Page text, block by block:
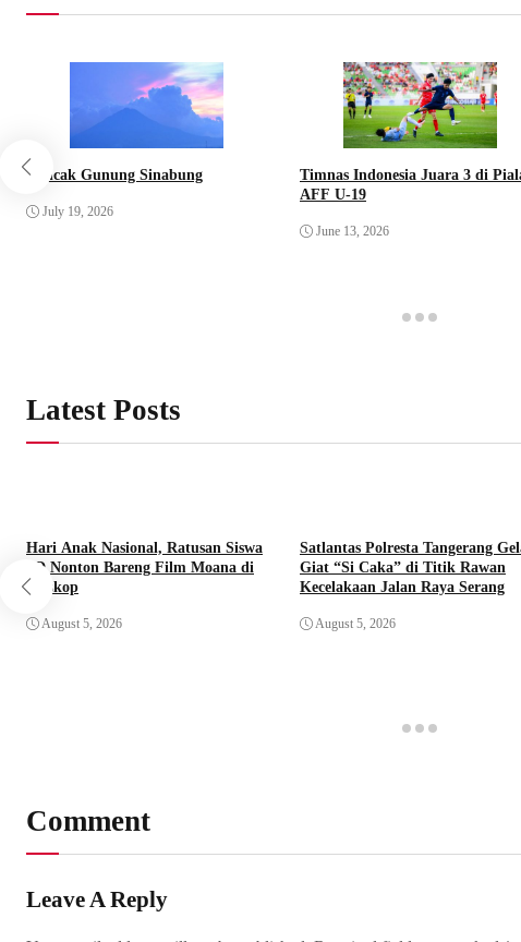
Puncak Gunung Sinabung
July 19, 2026
Timnas Indonesia Juara 3 di
AFF U-19
June 13, 2026
Latest Posts
Hari Anak Nasional, Ratusan Siswa
SD Nonton Bareng Film Moana di
Bioskop
August 5, 2026
Satlantas Polresta Tangerang
Giat “Si Caka” di Titik Rawan
Kecelakaan Jalan Raya Serang
August 5, 2026
Comment
Leave A Reply